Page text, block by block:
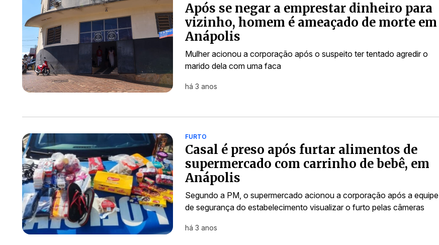
Após se negar a emprestar dinheiro para
vizinho, homem é ameaçado de morte em
Anápolis
Mulher acionou a corporação após o suspeito ter tentado agredir o
marido dela com uma faca
há 3 anos
FURTO
Casal é preso após furtar alimentos de
supermercado com carrinho de bebê, em
Anápolis
Segundo a PM, o supermercado acionou a corporação após a equipe
de segurança do estabelecimento visualizar o furto pelas câmeras
há 3 anos